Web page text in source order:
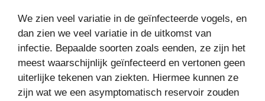
We zien veel variatie in de geïnfecteerde vogels, en
dan zien we veel variatie in de uitkomst van
infectie. Bepaalde soorten zoals eenden, ze zijn het
meest waarschijnlijk geïnfecteerd en vertonen geen
uiterlijke tekenen van ziekten. Hiermee kunnen ze
zijn wat we een asymptomatisch reservoir zouden